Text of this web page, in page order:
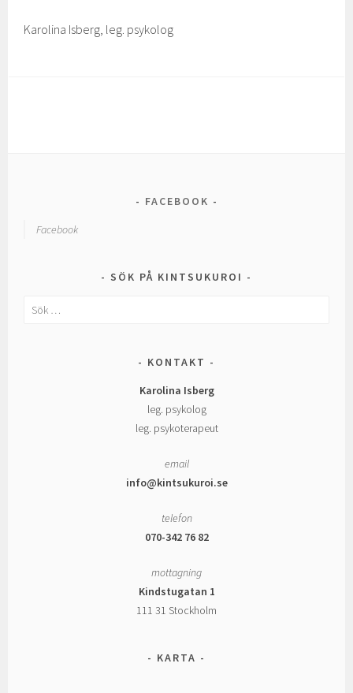
Karolina Isberg, leg. psykolog
FACEBOOK
Facebook
SÖK PÅ KINTSUKUROI
Sök
KONTAKT
Karolina Isberg
leg. psykolog
leg. psykoterapeut
email
info@kintsukuroi.se
telefon
070-342 76 82
mottagning
Kindstugatan 1
111 31 Stockholm
KARTA